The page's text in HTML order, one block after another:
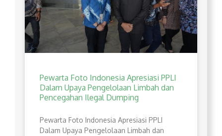
Pewarta Foto Indonesia Apresiasi PPLI
Dalam Upaya Pengelolaan Limbah dan
Pencegahan Ilegal Dumping
Pewarta Foto Indonesia Apresiasi PPLI
Dalam Upaya Pengelolaan Limbah dan